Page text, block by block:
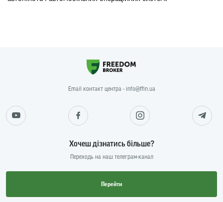
Email контакт центра - info@ffin.ua
Хочеш дізнатись більше?
Переходь на наш телеграм-канал
Перейти